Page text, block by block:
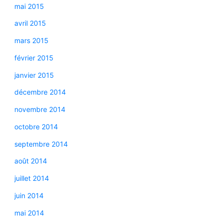
mai 2015
avril 2015
mars 2015
février 2015
janvier 2015
décembre 2014
novembre 2014
octobre 2014
septembre 2014
août 2014
juillet 2014
juin 2014
mai 2014